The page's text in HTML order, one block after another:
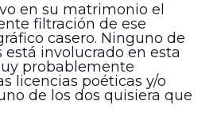
en su matrimonio el
filtración de ese
casero. Ninguno de
está involucrado en esta
probablemente
licencias poéticas y/o
de los dos quisiera que